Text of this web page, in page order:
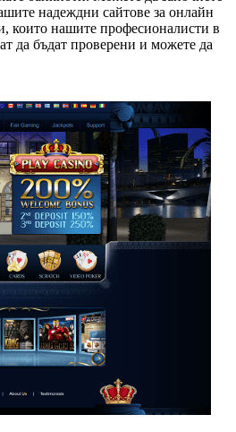
надеждни сайтове за онлайн
които нашите професионалисти в
да бъдат проверени и можете да